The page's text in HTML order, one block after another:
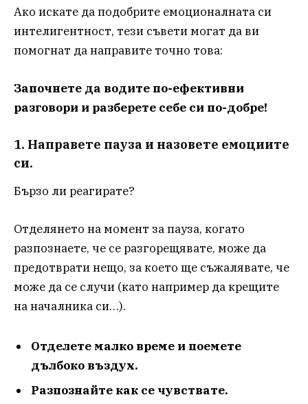
Ако искате да подобрите емоционалната си
интелигентност, тези съвети могат да ви
помогнат да направите точно това:
Започнете да водите по-ефективни
разговори и разберете себе си по-добре!
1. Направете пауза и назовете емоциите
си.
Бързо ли реагирате?
Отделянето на момент за пауза, когато
разпознаете, че се разгорещявате, може да
предотврати нещо, за което ще съжалявате, че
може да се случи (като например да крещите
на началника си…).
Отделете малко време и поемете
дълбоко въздух.
Разпознайте как се чувствате.